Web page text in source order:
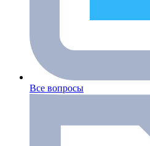
Все вопросы